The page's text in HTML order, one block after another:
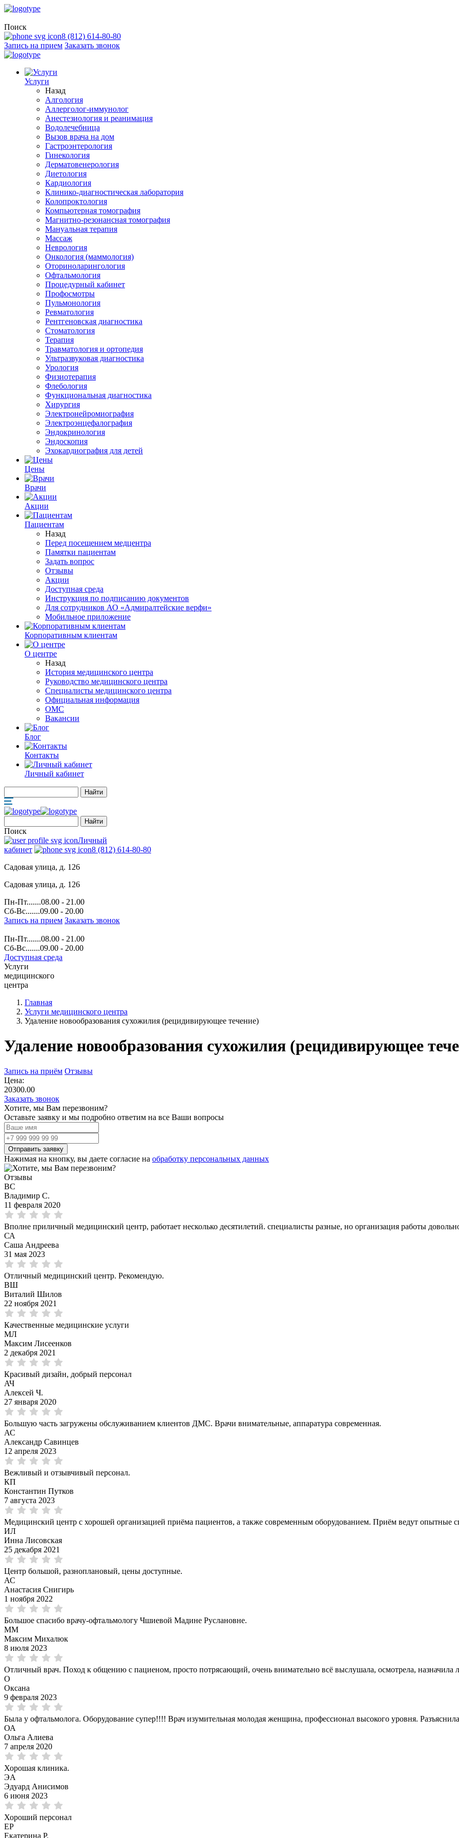
Поиск
8 (812) 614-80-80
Запись на прием Заказать звонок
Услуги
Назад
Алгология
Аллерголог-иммунолог
Анестезиология и реанимация
Водолечебница
Вызов врача на дом
Гастроэнтерология
Гинекология
Дерматовенерология
Диетология
Кардиология
Клинико-диагностическая лаборатория
Колопроктология
Компьютерная томография
Магнитно-резонансная томография
Мануальная терапия
Массаж
Неврология
Онкология (маммология)
Оториноларингология
Офтальмология
Процедурный кабинет
Профосмотры
Пульмонология
Ревматология
Рентгеновская диагностика
Стоматология
Терапия
Травматология и ортопедия
Ультразвуковая диагностика
Урология
Физиотерапия
Флебология
Функциональная диагностика
Хирургия
Электронейромиография
Электроэнцефалография
Эндокринология
Эндоскопия
Эхокардиография для детей
Цены
Врачи
Акции
Пациентам
Назад
Перед посещением медцентра
Памятки пациентам
Задать вопрос
Отзывы
Акции
Доступная среда
Инструкция по подписанию документов
Для сотрудников АО «Адмиралтейские верфи»
Мобильное приложение
Корпоративным клиентам
О центре
Назад
История медицинского центра
Руководство медицинского центра
Специалисты медицинского центра
Официальная информация
ОМС
Вакансии
Блог
Контакты
Личный кабинет
Поиск
Личный
кабинет
8 (812) 614-80-80
Садовая улица, д. 126
Садовая улица, д. 126
Пн-Пт.......08.00 - 21.00
Сб-Вс.......09.00 - 20.00
Запись на прием Заказать звонок
Пн-Пт.......08.00 - 21.00
Сб-Вс.......09.00 - 20.00
Доступная среда
Услуги
медицинского
центра
Главная
Услуги медицинского центра
Удаление новообразования сухожилия (рецидивирующее течение)
Удаление новообразования сухожилия (рецидивирующее
Запись на приём Отзывы
Цена:
20300.00
Заказать звонок
Хотите, мы Вам перезвоним?
Оставьте заявку и мы подробно ответим на все Ваши вопросы
Нажимая на кнопку, вы даете согласие на обработку персональных данных
Отзывы
ВС
Владимир С.
11 февраля 2020
Вполне приличный медицинский центр, работает несколько десятилетий. специалисты разные, но организация работы
СА
Саша Андреева
31 мая 2023
Отличный медицинский центр. Рекомендую.
ВШ
Виталий Шилов
22 ноября 2021
Качественные медицинские услуги
МЛ
Максим Лисеенков
2 декабря 2021
Красивый дизайн, добрый персонал
АЧ
Алексей Ч.
27 января 2020
Большую часть загружены обслуживанием клиентов ДМС. Врачи внимательные, аппаратура современная.
АС
Александр Савинцев
12 апреля 2023
Вежливый и отзывчивый персонал.
КП
Константин Путков
7 августа 2023
Медицинский центр с хорошей организацией приёма пациентов, а также современным оборудованием. Приём ведут опытные
ИЛ
Инна Лисовская
25 декабря 2021
Центр большой, разноплановый, цены доступные.
АС
Анастасия Снигирь
1 ноября 2022
Большое спасибо врачу-офтальмологу Чшиевой Мадине Руслановне.
ММ
Максим Михалюк
8 июля 2023
Отличный врач. Поход к общению с пациеном, просто потрясающий, очень внимательно всё выслушала, осмотрела, назначила
О
Оксана
9 февраля 2023
Была у офтальмолога. Оборудование супер!!!! Врач изумительная молодая женщина, профессионал высокого уровня.
ОА
Ольга Алиева
7 апреля 2020
Хорошая клиника.
ЭА
Эдуард Анисимов
6 июня 2023
Хороший персонал
ЕР
Екатерина Р.